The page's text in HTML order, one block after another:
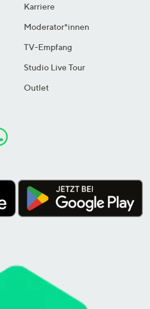
Karriere
Moderator*innen
TV-Empfang
Studio Live Tour
Outlet